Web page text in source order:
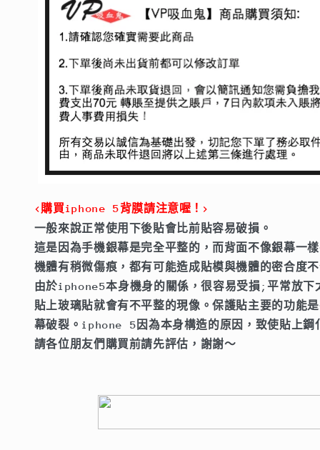
璃
護
貼
0.3mm
數
量
減
少
璃
保
護
貼
0.3mm
數
量
增
加
<購買iphone 5背膜請注意喔！>
一般來說正常使用下後貼會比前貼容易破損。
這是因為手機銀幕是完全平整的，而背面不像銀幕一
機體有稍微傷痕，都有可能造成貼模與機體的密合度
由於iphone5本身機身的關係，很容易受損;平常放下
貼上玻璃貼就會有不平整的現像。保護貼主要的功
幕破裂。iphone 5因為本身構造的原因，致使貼上鋼
請各位朋友們購買前請先評估，謝謝～